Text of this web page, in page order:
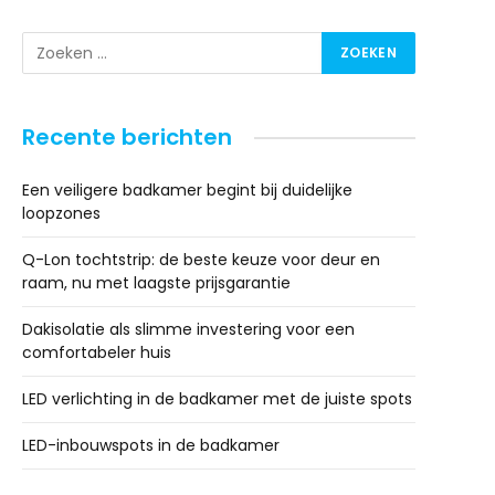
Recente berichten
Een veiligere badkamer begint bij duidelijke
loopzones
Q-Lon tochtstrip: de beste keuze voor deur en
raam, nu met laagste prijsgarantie
Dakisolatie als slimme investering voor een
comfortabeler huis
LED verlichting in de badkamer met de juiste spots
LED-inbouwspots in de badkamer